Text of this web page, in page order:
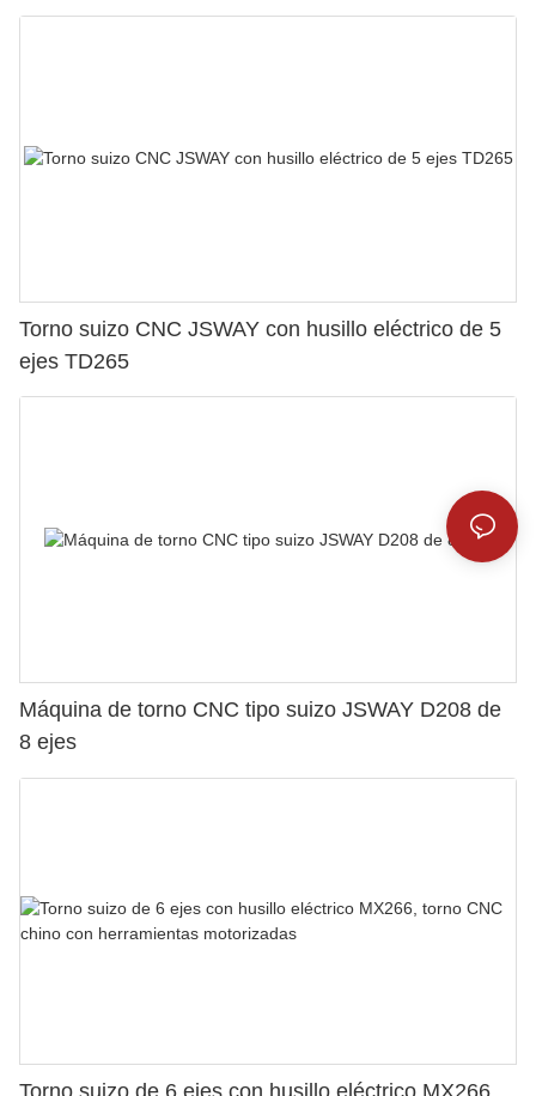
Torno suizo CNC JSWAY con husillo eléctrico de 5
ejes TD265
Máquina de torno CNC tipo suizo JSWAY D208 de
8 ejes
Torno suizo de 6 ejes con husillo eléctrico MX266,